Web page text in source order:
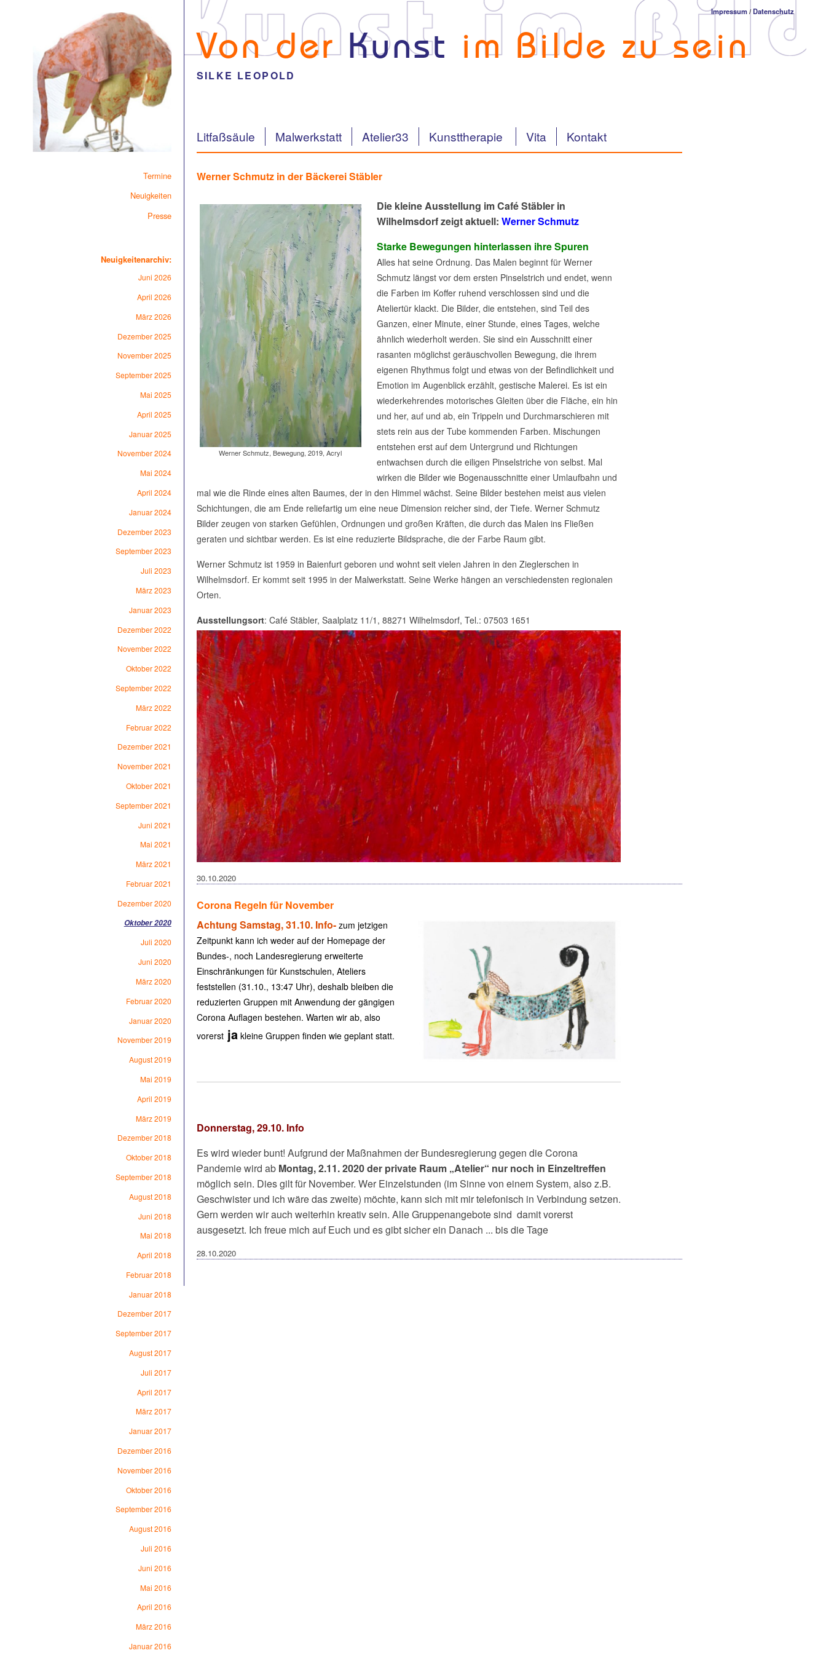
Termine
Neuigkeiten
Presse
Neuigkeitenarchiv:
Juni 2026
April 2026
März 2026
Dezember 2025
November 2025
September 2025
Mai 2025
April 2025
Januar 2025
November 2024
Mai 2024
April 2024
Januar 2024
Dezember 2023
September 2023
Juli 2023
März 2023
Januar 2023
Dezember 2022
November 2022
Oktober 2022
September 2022
März 2022
Februar 2022
Dezember 2021
November 2021
Oktober 2021
September 2021
Juni 2021
Mai 2021
März 2021
Februar 2021
Dezember 2020
Oktober 2020
Juli 2020
Juni 2020
März 2020
Februar 2020
Januar 2020
November 2019
August 2019
Mai 2019
April 2019
März 2019
Dezember 2018
Oktober 2018
September 2018
August 2018
Juni 2018
Mai 2018
April 2018
Februar 2018
Januar 2018
Dezember 2017
September 2017
August 2017
Juli 2017
April 2017
März 2017
Januar 2017
Dezember 2016
November 2016
Oktober 2016
September 2016
August 2016
Juli 2016
Juni 2016
Mai 2016
April 2016
März 2016
Januar 2016
Impressum/Datenschutz
Von der Kunst im Bilde zu sein
SILKE LEOPOLD
Litfaßsäule Malwerkstatt Atelier33 Kunsttherapie Vita Kontakt
Werner Schmutz in der Bäckerei Stäbler
Werner Schmutz, Bewegung, 2019, Acryl
Die kleine Ausstellung im Café Stäbler in
Wilhelmsdorf zeigt aktuell: Werner Schmutz
Starke Bewegungen hinterlassen ihre Spuren
Alles hat seine Ordnung. Das Malen beginnt für Werner
Schmutz längst vor dem ersten Pinselstrich und endet, wenn
die Farben im Koffer ruhend verschlossen sind und die
Ateliertür klackt. Die Bilder, die entstehen, sind Teil des
Ganzen, einer Minute, einer Stunde, eines Tages, welche
ähnlich wiederholt werden. Sie sind ein Ausschnitt einer
rasanten möglichst geräuschvollen Bewegung, die ihrem
eigenen Rhythmus folgt und etwas von der Befindlichkeit und
Emotion im Augenblick erzählt, gestische Malerei. Es ist ein
wiederkehrendes motorisches Gleiten über die Fläche, ein hin
und her, auf und ab, ein Trippeln und Durchmarschieren mit
stets rein aus der Tube kommenden Farben. Mischungen
entstehen erst auf dem Untergrund und Richtungen
entwachsen durch die eiligen Pinselstriche von selbst. Mal
wirken die Bilder wie Bogenausschnitte einer Umlaufbahn und
mal wie die Rinde eines alten Baumes, der in den Himmel wächst. Seine Bilder bestehen meist aus vielen
Schichtungen, die am Ende reliefartig um eine neue Dimension reicher sind, der Tiefe. Werner Schmutz
Bilder zeugen von starken Gefühlen, Ordnungen und großen Kräften, die durch das Malen ins Fließen
geraten und sichtbar werden. Es ist eine reduzierte Bildsprache, die der Farbe Raum gibt.
Werner Schmutz ist 1959 in Baienfurt geboren und wohnt seit vielen Jahren in den Zieglerschen in
Wilhelmsdorf. Er kommt seit 1995 in der Malwerkstatt. Seine Werke hängen an verschiedensten regionalen
Orten.
Ausstellungsort: Café Stäbler, Saalplatz 11/1, 88271 Wilhelmsdorf, Tel.: 07503 1651
30.10.2020
Corona Regeln für November
Achtung Samstag, 31.10. Info- zum jetzigen
Zeitpunkt kann ich weder auf der Homepage der
Bundes-, noch Landesregierung erweiterte
Einschränkungen für Kunstschulen, Ateliers
feststellen (31.10., 13:47 Uhr), deshalb bleiben die
reduzierten Gruppen mit Anwendung der gängigen
Corona Auflagen bestehen. Warten wir ab, also
vorerstjakleine Gruppen finden wie geplant statt.
Donnerstag, 29.10. Info
Es wird wieder bunt! Aufgrund der Maßnahmen der Bundesregierung gegen die Corona
Pandemie wird ab Montag, 2.11. 2020 der private Raum „Atelier“ nur noch in Einzeltreffen
möglich sein. Dies gilt für November. Wer Einzelstunden (im Sinne von einem System, also z.B.
Geschwister und ich wäre das zweite) möchte, kann sich mit mir telefonisch in Verbindung setzen.
Gern werden wir auch weiterhin kreativ sein. Alle Gruppenangebote sind damit vorerst
ausgesetzt. Ich freue mich auf Euch und es gibt sicher ein Danach ... bis die Tage
28.10.2020